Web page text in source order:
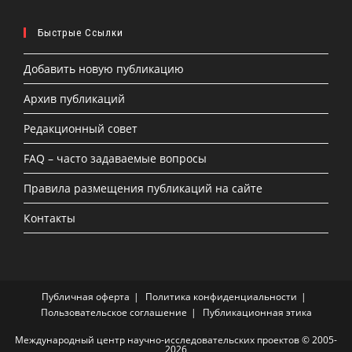
Быстрые Ссылки
Добавить новую публикацию
Архив публикаций
Редакционный совет
FAQ – часто задаваемые вопросы
Правила размещения публикаций на сайте
Контакты
Публичная оферта
Политика конфиденциальности
Пользовательское соглашение
Публикационная этика
Международный центр научно-исследовательских проектов © 2005-
2026